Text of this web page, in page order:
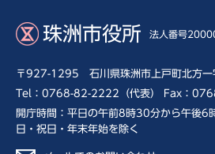
珠洲市役所 法人番号
〒927-1295 石川県珠洲市上戸町北方一
Tel：0768-82-2222（代表） Fax：
開庁時間：平日の午前8時30分から午後
日・祝日・年末年始を除く